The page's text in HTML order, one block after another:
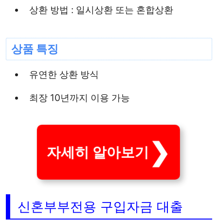
상환 방법 : 일시상환 또는 혼합상환
상품 특징
유연한 상환 방식
최장 10년까지 이용 가능
자세히 알아보기
신혼부부전용 구입자금 대출